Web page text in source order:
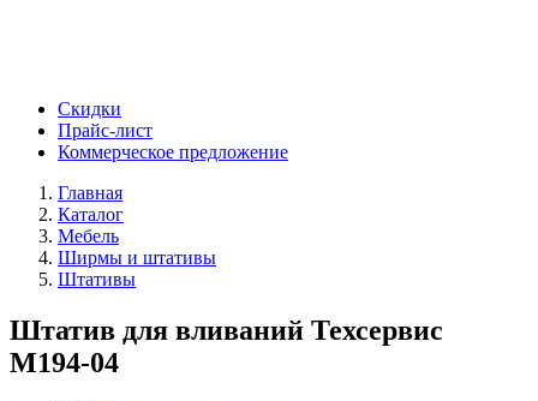
Скидки
Прайс-лист
Коммерческое предложение
Главная
Каталог
Мебель
Ширмы и штативы
Штативы
Штатив для вливаний Техсервис
М194-04